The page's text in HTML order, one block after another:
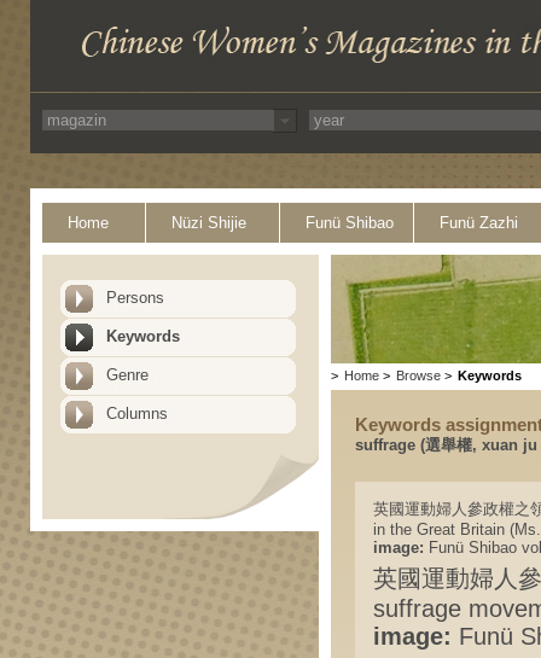
Home Nüzi Shijie Funü Shibao Funü Zazhi
Persons
Keywords
Genre
Columns
> Home > Browse > Keywords
Keywords
suffrage (選舉權, xuan
英國運動婦人參政權之
in the Great Britain
image: Funü Shibao
英國運動婦人
suffrage
image: Funü